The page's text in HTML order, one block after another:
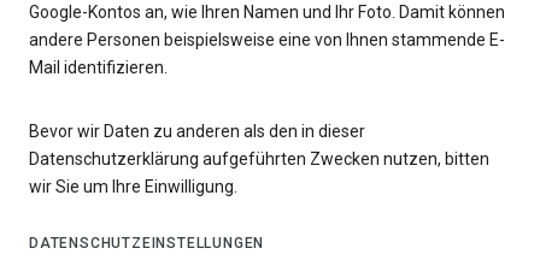
Google-Kontos an, wie Ihren Namen und Ihr Foto. Damit können
andere Personen beispielsweise eine von Ihnen stammende E-
Mail identifizieren.
Bevor wir Daten zu anderen als den in dieser
Datenschutzerklärung aufgeführten Zwecken nutzen, bitten
wir Sie um Ihre Einwilligung.
DATENSCHUTZEINSTELLUNGEN